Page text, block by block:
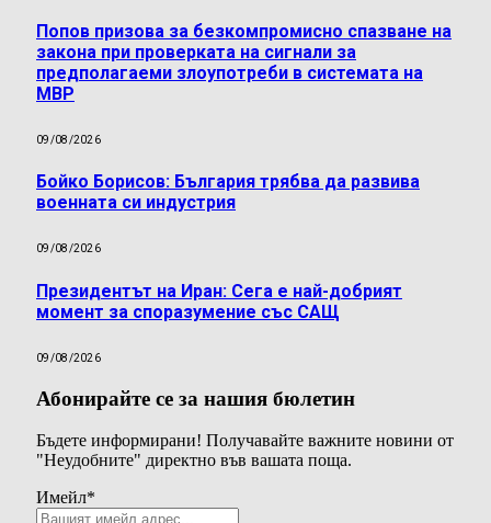
Попов призова за безкомпромисно спазване на
закона при проверката на сигнали за
предполагаеми злоупотреби в системата на
МВР
09/08/2026
Бойко Борисов: България трябва да развива
военната си индустрия
09/08/2026
Президентът на Иран: Сега е най-добрият
момент за споразумение със САЩ
09/08/2026
Абонирайте се за нашия бюлетин
Бъдете информирани! Получавайте важните новини от
"Неудобните" директно във вашата поща.
Имейл*